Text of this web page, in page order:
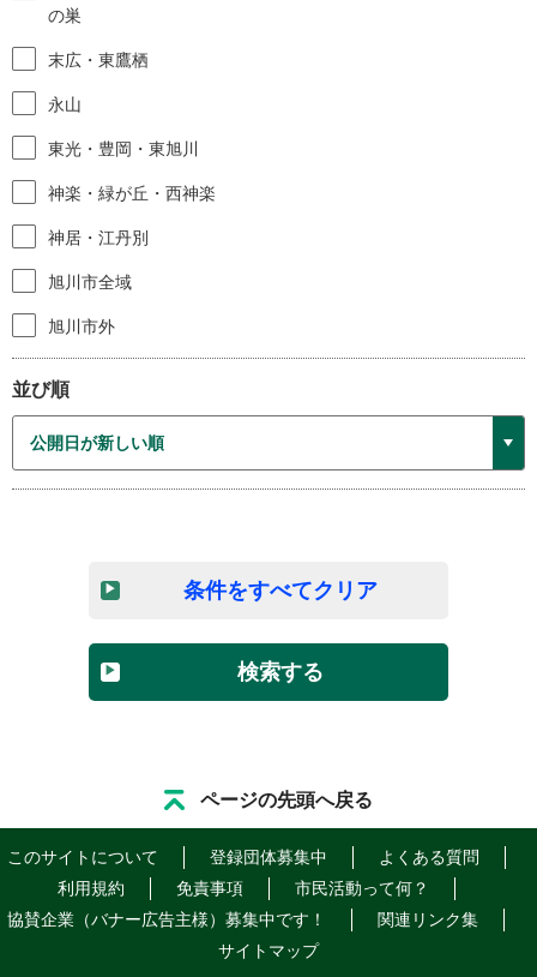
の巣
末広・東鷹栖
永山
東光・豊岡・東旭川
神楽・緑が丘・西神楽
神居・江丹別
旭川市全域
旭川市外
並び順
条件をすべてクリア
検索する
ページの先頭へ戻る
このサイトについて 登録団体募集中
よくある質問
利用規約
免責事項
市民活動って何？
協賛企業（バナー広告主様）募集中です！
関連リンク集
サイトマップ